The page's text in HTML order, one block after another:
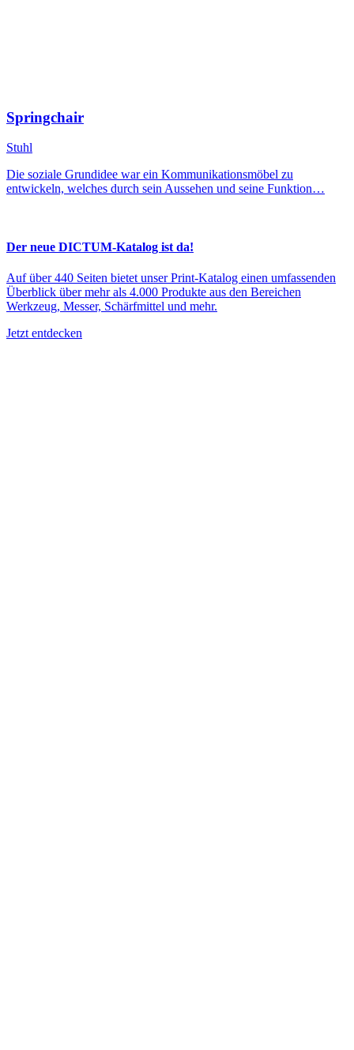
Springchair
Stuhl
Die soziale Grundidee war ein Kommunikationsmöbel zu
entwickeln, welches durch sein Aussehen und seine Funktion…
Der neue DICTUM-Katalog ist da!
Auf über 440 Seiten bietet unser Print-Katalog einen umfassenden
Überblick über mehr als 4.000 Produkte aus den Bereichen
Werkzeug, Messer, Schärfmittel und mehr.
Jetzt entdecken